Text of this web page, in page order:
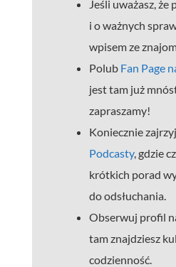
Jeśli uważasz, że
i o ważnych
wpisem ze
Polub Fan Page
jest tam już
zapraszamy!
Koniecznie
Podcasty, gdzie
krótkich porad
do odsłuchania.
Obserwuj profil
tam znajdziesz
codzienność.